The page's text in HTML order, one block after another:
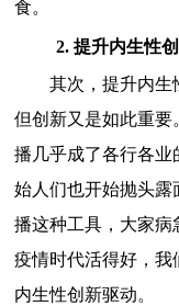
食。
2. 提升内生性
其次，提升内生
但创新又是如此重要
播几乎成了各行各业
始人们也开始抛头露
播这种工具，大家
疫情时代活得好，我
内生性创新驱动。